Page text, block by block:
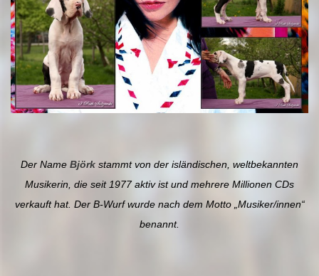
Der Name Björk stammt von der isländischen, weltbekannten
Musikerin, die seit 1977 aktiv ist und mehrere Millionen CDs
verkauft hat. Der B-Wurf wurde nach dem Motto „Musiker/innen“
benannt.